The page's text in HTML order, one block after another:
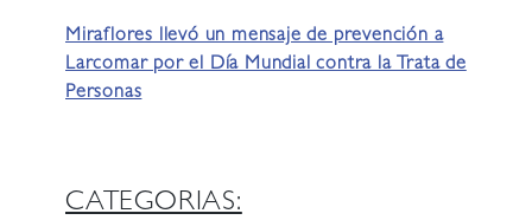
Miraflores llevó un mensaje de prevención a
Larcomar por el Día Mundial contra la Trata de
Personas
CATEGORIAS: